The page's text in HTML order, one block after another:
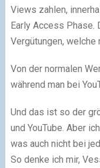
Views zahlen,
Early Access Phase.
Vergütungen, welche
Von der normalen
während man bei
Und das ist so der
und YouTube. Aber
was auch nicht bei
So denke ich mir,